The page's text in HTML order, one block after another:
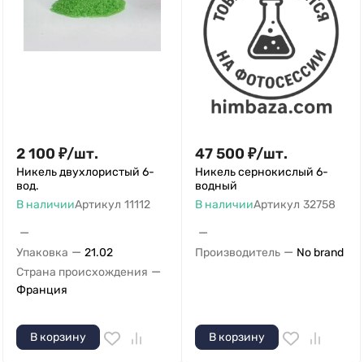
2 100 ₽/шт.
Никель двухлористый 6-
вод.
В наличииАртикул 11112
—
Упаковка — 21.02
Страна происхождения —
Франция
В корзину
47 500 ₽/шт.
Никель сернокислый 6-
водный
В наличииАртикул 32758
—
Производитель — No brand
В корзину